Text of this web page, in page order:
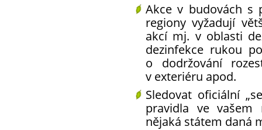
Akce v budovách s
regiony vyžadují
akcímj. v oblasti
dezinfekce rukou
o dodržování
v exteriéru apod.
Sledovat oficiální
pravidla ve vašem
nějaká státem daná